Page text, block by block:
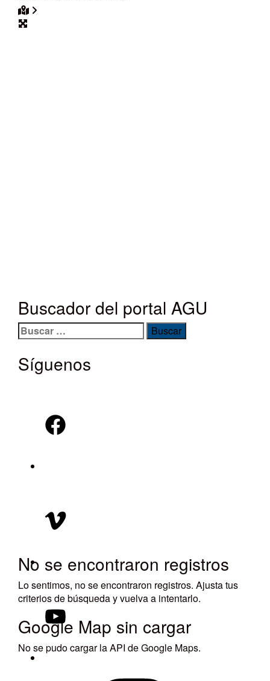
No se encontraron registros
Lo sentimos, no se encontraron registros. Ajusta tus
criterios de búsqueda y vuelva a intentarlo.
Google Map sin cargar
No se pudo cargar la API de Google Maps.
Buscador del portal AGU
Buscar:
Síguenos